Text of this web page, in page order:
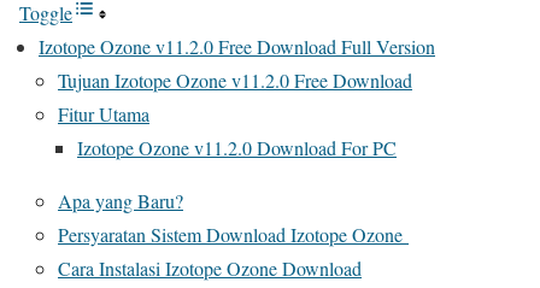
Toggle
Izotope Ozone v11.2.0 Free Download Full Version
Tujuan Izotope Ozone v11.2.0 Free Download
Fitur Utama
Izotope Ozone v11.2.0 Download For PC
Apa yang Baru?
Persyaratan Sistem Download Izotope Ozone
Cara Instalasi Izotope Ozone Download